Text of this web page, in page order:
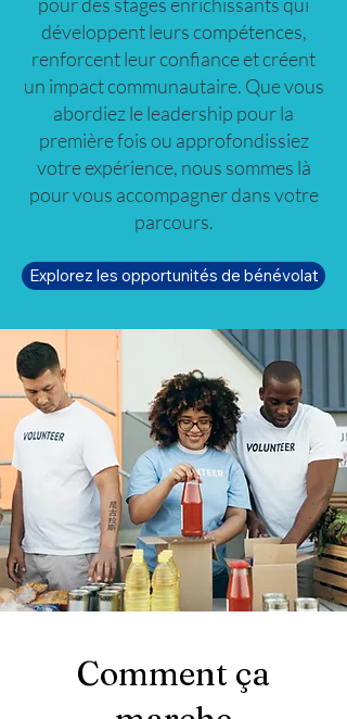
développent leurs compétences,
renforcent leur confiance et créent
un impact communautaire. Que vous
abordiez le leadership pour la
première fois ou approfondissiez
votre expérience, nous sommes là
pour vous accompagner dans votre
parcours.
Explorez les opportunités de bénévolat
Comment ça